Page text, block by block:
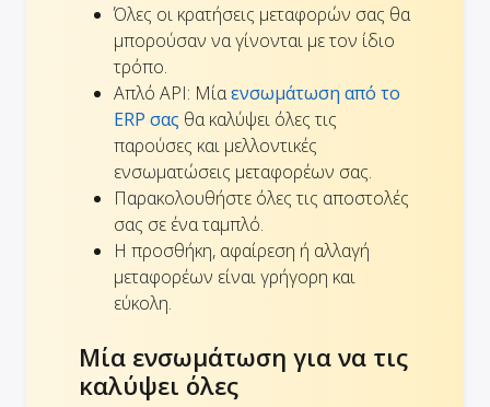
Όλες οι κρατήσεις μεταφορών σας θα
μπορούσαν να γίνονται με τον ίδιο
τρόπο.
Απλό API: Μίαενσωμάτωση από το
ERP σας θα καλύψει όλες τις
παρούσες και μελλοντικές
ενσωματώσεις μεταφορέων σας.
Παρακολουθήστε όλες τις αποστολές
σας σε ένα ταμπλό.
Η προσθήκη, αφαίρεση ή αλλαγή
μεταφορέων είναι γρήγορη και
εύκολη.
Μία ενσωμάτωση για να τις
καλύψει όλες